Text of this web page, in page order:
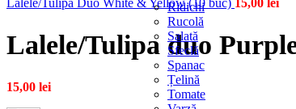
Ridichi
Rucolă
Salată
Sfeclă
Spanac
Țelină
Tomate
Lalele/Tulipa Duo White & Yellow (10 buc) 15,00 lei
Lalele/Tulipa duo
15,00 lei